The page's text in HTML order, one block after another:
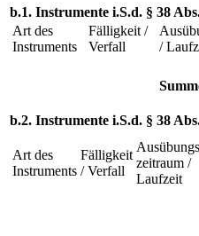
b.1. Instrumente i.S.d. § 38
Art des
Instruments
Fälligkeit /
Verfall
/
b.2. Instrumente i.S.d. § 38
Art des
Instruments
Fälligkeit
/ Verfall
zeitraum /
Laufzeit